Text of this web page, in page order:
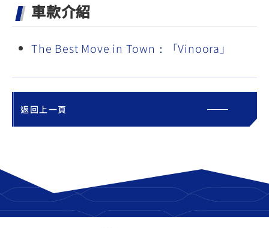
車款介紹
The Best Move in Town：「Vinoora」
返回上一頁